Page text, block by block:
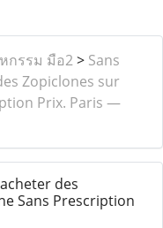
กรรม มือ2> Sans
Zopiclones sur
Prix. Paris —
des
Sans Prescription